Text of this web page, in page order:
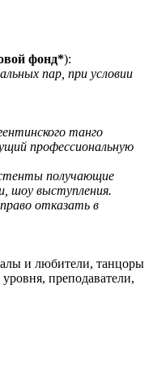
фонд*):
пар, при условии
танго
профессиональную
получающие
шоу выступления.
отказать в
и любители, танцоры
преподаватели,